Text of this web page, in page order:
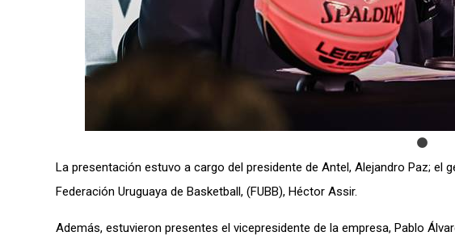
La presentación estuvo a cargo del presidente de Antel, Alejandro Paz; el
Federación Uruguaya de Basketball, (FUBB), Héctor Assir.
Además, estuvieron presentes el vicepresidente de la empresa, Pablo